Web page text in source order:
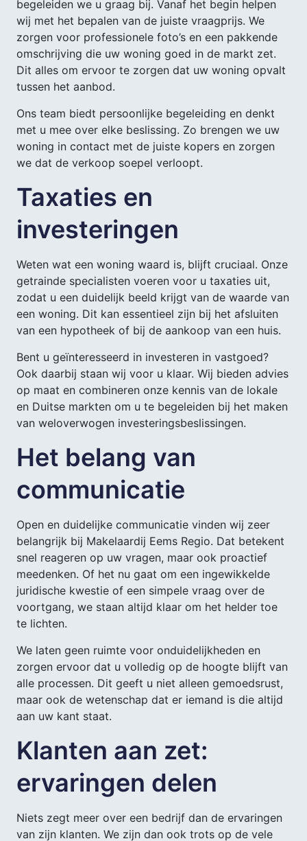
begeleiden we u graag bij. Vanaf het begin helpen
wij met het bepalen van de juiste vraagprijs. We
zorgen voor professionele foto’s en een pakkende
omschrijving die uw woning goed in de markt zet.
Dit alles om ervoor te zorgen dat uw woning opvalt
tussen het aanbod.
Ons team biedt persoonlijke begeleiding en denkt
met u mee over elke beslissing. Zo brengen we uw
woning in contact met de juiste kopers en zorgen
we dat de verkoop soepel verloopt.
Taxaties en
investeringen
Weten wat een woning waard is, blijft cruciaal. Onze
getrainde specialisten voeren voor u taxaties uit,
zodat u een duidelijk beeld krijgt van de waarde van
een woning. Dit kan essentieel zijn bij het afsluiten
van een hypotheek of bij de aankoop van een huis.
Bent u geïnteresseerd in investeren in vastgoed?
Ook daarbij staan wij voor u klaar. Wij bieden advies
op maat en combineren onze kennis van de lokale
en Duitse markten om u te begeleiden bij het maken
van weloverwogen investeringsbeslissingen.
Het belang van
communicatie
Open en duidelijke communicatie vinden wij zeer
belangrijk bij Makelaardij Eems Regio. Dat betekent
snel reageren op uw vragen, maar ook proactief
meedenken. Of het nu gaat om een ingewikkelde
juridische kwestie of een simpele vraag over de
voortgang, we staan altijd klaar om het helder toe
te lichten.
We laten geen ruimte voor onduidelijkheden en
zorgen ervoor dat u volledig op de hoogte blijft van
alle processen. Dit geeft u niet alleen gemoedsrust,
maar ook de wetenschap dat er iemand is die altijd
aan uw kant staat.
Klanten aan zet:
ervaringen delen
Niets zegt meer over een bedrijf dan de ervaringen
van zijn klanten. We zijn dan ook trots op de vele